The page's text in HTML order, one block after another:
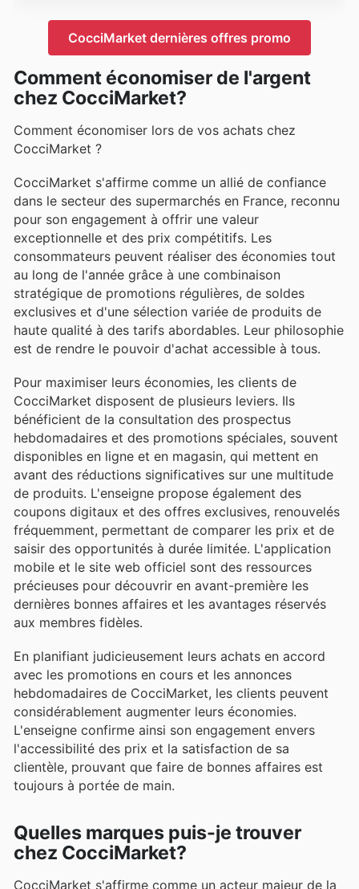
CocciMarket dernières offres promo
Comment économiser de l'argent
chez CocciMarket?
Comment économiser lors de vos achats chez
CocciMarket ?
CocciMarket s'affirme comme un allié de confiance
dans le secteur des supermarchés en France, reconnu
pour son engagement à offrir une valeur
exceptionnelle et des prix compétitifs. Les
consommateurs peuvent réaliser des économies tout
au long de l'année grâce à une combinaison
stratégique de promotions régulières, de soldes
exclusives et d'une sélection variée de produits de
haute qualité à des tarifs abordables. Leur philosophie
est de rendre le pouvoir d'achat accessible à tous.
Pour maximiser leurs économies, les clients de
CocciMarket disposent de plusieurs leviers. Ils
bénéficient de la consultation des prospectus
hebdomadaires et des promotions spéciales, souvent
disponibles en ligne et en magasin, qui mettent en
avant des réductions significatives sur une multitude
de produits. L'enseigne propose également des
coupons digitaux et des offres exclusives, renouvelés
fréquemment, permettant de comparer les prix et de
saisir des opportunités à durée limitée. L'application
mobile et le site web officiel sont des ressources
précieuses pour découvrir en avant-première les
dernières bonnes affaires et les avantages réservés
aux membres fidèles.
En planifiant judicieusement leurs achats en accord
avec les promotions en cours et les annonces
hebdomadaires de CocciMarket, les clients peuvent
considérablement augmenter leurs économies.
L'enseigne confirme ainsi son engagement envers
l'accessibilité des prix et la satisfaction de sa
clientèle, prouvant que faire de bonnes affaires est
toujours à portée de main.
Quelles marques puis-je trouver
chez CocciMarket?
CocciMarket s'affirme comme un acteur majeur de la